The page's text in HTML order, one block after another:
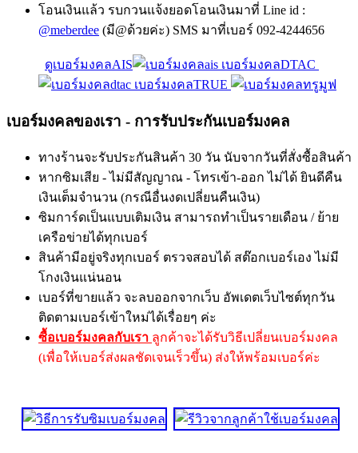
โอนเงินแล้ว รบกวนแจ้งยอดโอนเงินมาที่ Line id :
@meberdee (มี@ด้วยค่ะ) SMS มาที่เบอร์ 092-4244656
ดูเบอร์มงคลAIS
เบอร์มงคลDTAC
เบอร์มงคลTRUE
เบอร์มงคลของเรา - การรับประกันเบอร์มงคล
ทางร้านจะรับประกันสินค้า 30 วัน นับจากวันที่สั่งซื้อสินค้า
หากซิมเสีย - ไม่มีสัญญาณ - โทรเข้า-ออก ไม่ได้ ยินดีคืน
เงินเต็มจำนวน (กรณีอื่นงดเปลี่ยนคืนเงิน)
ซิมการ์ดเป็นแบบเติมเงิน สามารถทำเป็นรายเดือน / ย้าย
เครือข่ายได้ทุกเบอร์
สินค้ามีอยู่จริงทุกเบอร์ ตรวจสอบได้ สต๊อกเบอร์เอง ไม่มี
โกงเงินแน่นอน
เบอร์ที่ขายแล้ว จะลบออกจากเว็บ อัพเดตเว็บไซต์ทุกวัน
ติดตามเบอร์เข้าใหม่ได้เรื่อยๆ ค่ะ
ซื้อเบอร์มงคลกับเรา ลูกค้าจะได้รับวิธีเปลี่ยนเบอร์มงคล
(เพื่อให้เบอร์ส่งผลชัดเจนเร็วขึ้น) ส่งให้พร้อมเบอร์ค่ะ